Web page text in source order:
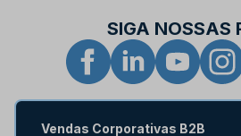
SIGA NOSSAS
Vendas Corporativas B2B